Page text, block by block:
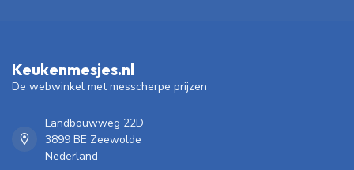
Keukenmesjes.nl
De webwinkel met messcherpe prijzen
Landbouwweg 22D
3899 BE Zeewolde
Nederland